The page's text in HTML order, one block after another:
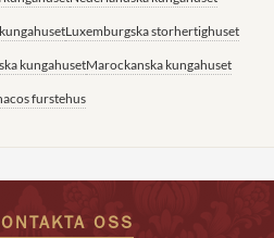
Luxemburgska storhertighuset
kungahusetMarockanska kungahuset
furstehus
OSS